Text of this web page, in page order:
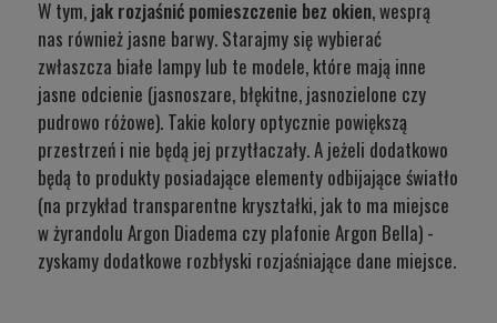
W tym, jak rozjaśnić pomieszczenie bez okien, wesprą
nas również jasne barwy. Starajmy się wybierać
zwłaszcza białe lampy lub te modele, które mają inne
jasne odcienie (jasnoszare, błękitne, jasnozielone czy
pudrowo różowe). Takie kolory optycznie powiększą
przestrzeń i nie będą jej przytłaczały. A jeżeli dodatkowo
będą to produkty posiadające elementy odbijające światło
(na przykład transparentne kryształki, jak to ma miejsce
w żyrandolu Argon Diadema czy plafonie Argon Bella) -
zyskamy dodatkowe rozbłyski rozjaśniające dane miejsce.